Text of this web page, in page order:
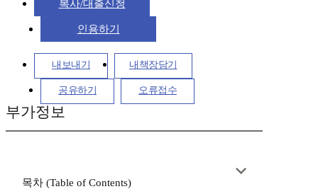
복사/대출신청
인용하기
내보내기 내책장담기
공유하기 오류접수
부가정보
목차 (Table of Contents)